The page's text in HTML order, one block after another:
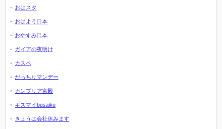
おはスタ
おはよう日本
おやすみ日本
ガイアの夜明け
カスペ
がっちりマンデー
カンブリア宮殿
キスマイbusaiku
きょうは会社休みます